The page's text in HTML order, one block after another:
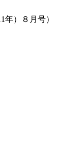
年）８月号）